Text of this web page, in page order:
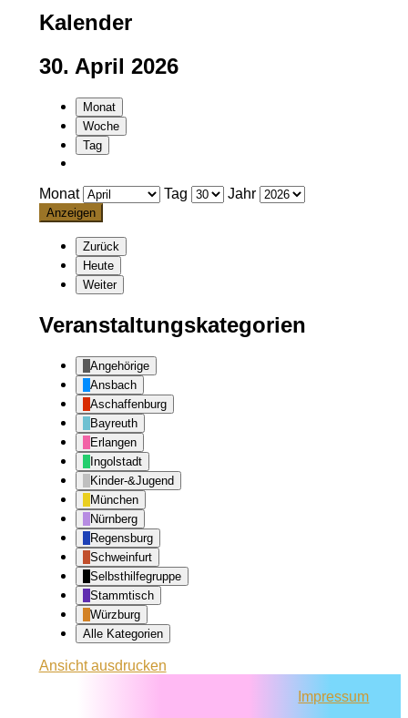
Kalender
30. April 2026
Monat
Woche
Tag
Monat Tag Jahr
Zurück
Heute
Weiter
Veranstaltungskategorien
Angehörige
Ansbach
Aschaffenburg
Bayreuth
Erlangen
Ingolstadt
Kinder-&Jugend
München
Nürnberg
Regensburg
Schweinfurt
Selbsthilfegruppe
Stammtisch
Würzburg
Alle Kategorien
Ansichtausdrucken
Impressum